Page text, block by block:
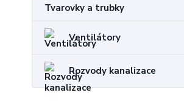
Tvarovky a trubky
Ventilátory
Rozvody kanalizace